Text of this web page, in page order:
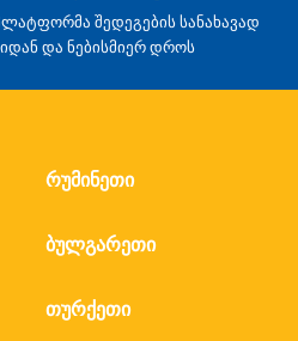
შედეგების სანახავად
და ნებისმიერ დროს
რუმინეთი
ბულგარეთი
თურქეთი